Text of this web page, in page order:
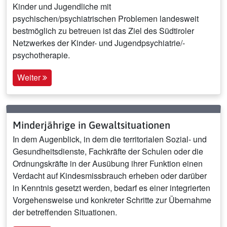
Kinder und Jugendliche mit
psychischen/psychiatrischen Problemen landesweit
bestmöglich zu betreuen ist das Ziel des Südtiroler
Netzwerkes der Kinder- und Jugendpsychiatrie/-
psychotherapie.
Weiter
Minderjährige in Gewaltsituationen
In dem Augenblick, in dem die territorialen Sozial- und
Gesundheitsdienste, Fachkräfte der Schulen oder die
Ordnungskräfte in der Ausübung ihrer Funktion einen
Verdacht auf Kindesmissbrauch erheben oder darüber
in Kenntnis gesetzt werden, bedarf es einer integrierten
Vorgehensweise und konkreter Schritte zur Übernahme
der betreffenden Situationen.